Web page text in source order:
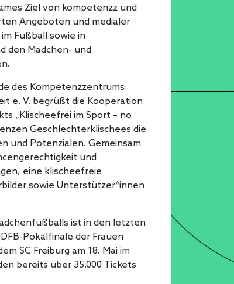
Ziel von kompetenzz und
Angeboten und medialer
Fußball sowie in
den Mädchen- und
des Kompetenzzentrums
e. V. begrüßt die Kooperation
„Klischeefrei im Sport – no
Geschlechterklischees die
und Potenzialen. Gemeinsam
und
eine klischeefreie
sowie Unterstützer*innen
ist in den letzten
Pokalfinale der Frauen
SC Freiburg am 18. Mai im
bereits über 35.000 Tickets